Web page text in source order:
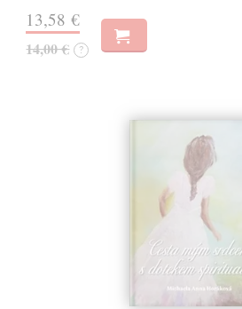
13,58 €
14,00 € ?